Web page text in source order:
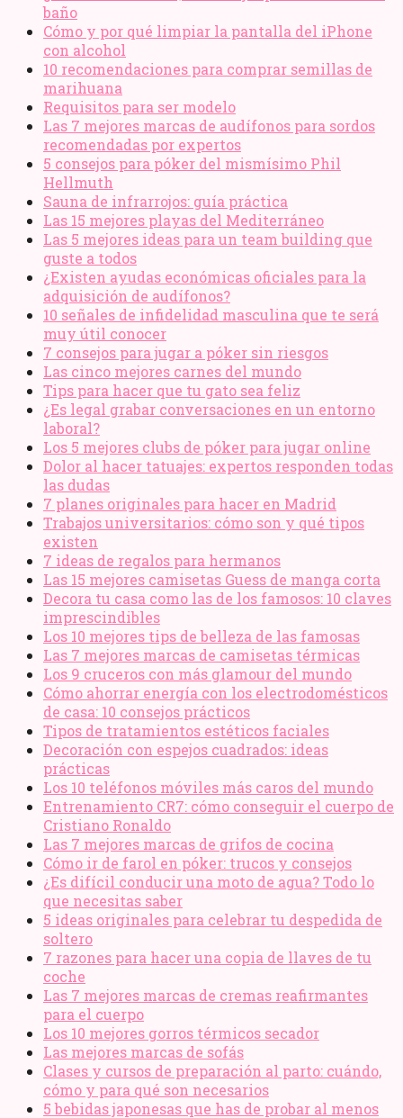
baño
Cómo y por qué limpiar la pantalla del iPhone
con alcohol
10 recomendaciones para comprar semillas de
marihuana
Requisitos para ser modelo
Las 7 mejores marcas de audífonos para sordos
recomendadas por expertos
5 consejos para póker del mismísimo Phil
Hellmuth
Sauna de infrarrojos: guía práctica
Las 15 mejores playas del Mediterráneo
Las 5 mejores ideas para un team building que
guste a todos
¿Existen ayudas económicas oficiales para la
adquisición de audífonos?
10 señales de infidelidad masculina que te será
muy útil conocer
7 consejos para jugar a póker sin riesgos
Las cinco mejores carnes del mundo
Tips para hacer que tu gato sea feliz
¿Es legal grabar conversaciones en un entorno
laboral?
Los 5 mejores clubs de póker para jugar online
Dolor al hacer tatuajes: expertos responden todas
las dudas
7 planes originales para hacer en Madrid
Trabajos universitarios: cómo son y qué tipos
existen
7 ideas de regalos para hermanos
Las 15 mejores camisetas Guess de manga corta
Decora tu casa como las de los famosos: 10 claves
imprescindibles
Los 10 mejores tips de belleza de las famosas
Las 7 mejores marcas de camisetas térmicas
Los 9 cruceros con más glamour del mundo
Cómo ahorrar energía con los electrodomésticos
de casa: 10 consejos prácticos
Tipos de tratamientos estéticos faciales
Decoración con espejos cuadrados: ideas
prácticas
Los 10 teléfonos móviles más caros del mundo
Entrenamiento CR7: cómo conseguir el cuerpo de
Cristiano Ronaldo
Las 7 mejores marcas de grifos de cocina
Cómo ir de farol en póker: trucos y consejos
¿Es difícil conducir una moto de agua? Todo lo
que necesitas saber
5 ideas originales para celebrar tu despedida de
soltero
7 razones para hacer una copia de llaves de tu
coche
Las 7 mejores marcas de cremas reafirmantes
para el cuerpo
Los 10 mejores gorros térmicos secador
Las mejores marcas de sofás
Clases y cursos de preparación al parto: cuándo,
cómo y para qué son necesarios
5 bebidas japonesas que has de probar al menos